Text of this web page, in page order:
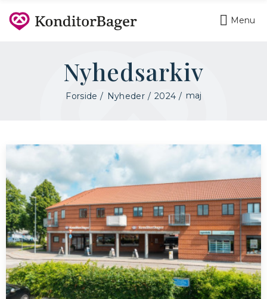
Menu
Nyhedsarkiv
Forside Nyheder 2024 maj